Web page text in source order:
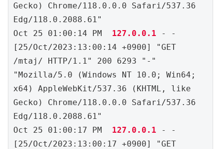
Gecko) Chrome/118.0.0.0 Safari/537.36
Edg/118.0.2088.61"
Oct 25 01:00:14 PM 127.0.0.1 - -
[25/Oct/2023:13:00:14 +0900] "GET
/mtaj/ HTTP/1.1" 200 6293 "-"
"Mozilla/5.0 (Windows NT 10.0; Win64;
x64) AppleWebKit/537.36 (KHTML, like
Gecko) Chrome/118.0.0.0 Safari/537.36
Edg/118.0.2088.61"
Oct 25 01:00:17 PM 127.0.0.1
- -
[25/Oct/2023:13:00:17 +0900] "GET